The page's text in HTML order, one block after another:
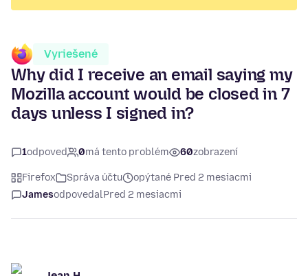
Vyriešené
Why did I receive an email saying my
Mozilla account would be closed in 7
days unless I signed in?
1odpoveď 0má tento problém 60zobrazení
Firefox Správa účtu
opýtané Pred 2 mesiacmi
JamesodpovedalPred 2 mesiacmi